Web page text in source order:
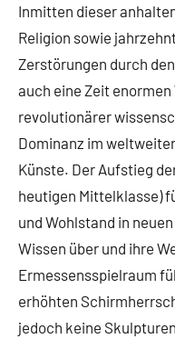
Inmitten dieser
Religion sowie
Zerstörungen durch
auch eine Zeit
revolutionärer
Dominanz im
Künste. Der Aufstieg
heutigen Mittelklasse)
und Wohlstand in
Wissen über und ihre
Ermessensspielraum
erhöhten
jedoch keine